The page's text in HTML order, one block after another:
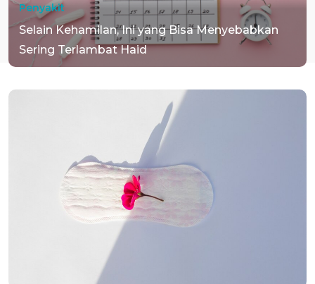
Penyakit
Selain Kehamilan, Ini yang Bisa Menyebabkan
Sering Terlambat Haid